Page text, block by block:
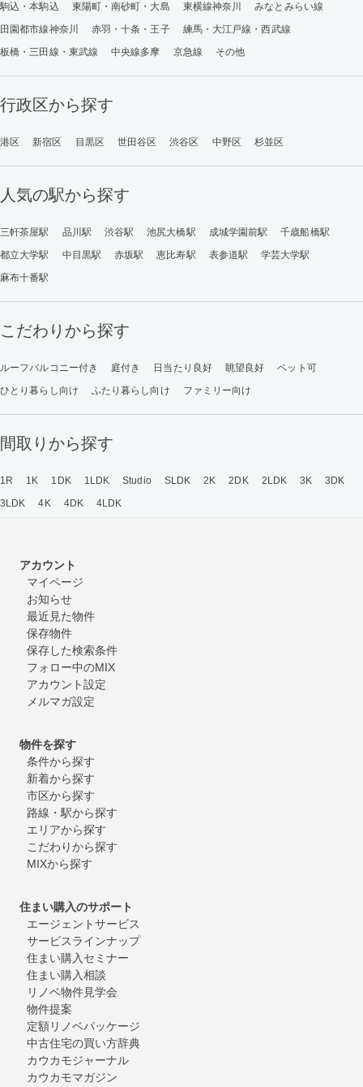
駒込・本駒込
東陽町・南砂町・大島 東横線神奈川
みなとみらい線
田園都市線神奈川
赤羽・十条・王子
練馬・大江戸線・西武線
板橋・三田線・東武線
中央線多摩 京急線 その他
行政区から探す
港区 新宿区 目黒区 世田谷区 渋谷区 中野区 杉並区
人気の駅から探す
三軒茶屋駅 品川駅 渋谷駅 池尻大橋駅 成城学園前駅
千歳船橋駅
都立大学駅
中目黒駅 赤坂駅 恵比寿駅 表参道駅
学芸大学駅
麻布十番駅
こだわりから探す
ルーフバルコニー付き 庭付き 日当たり良好 眺望良好
ペット可
ひとり暮らし向け
ふたり暮らし向け ファミリー向け
間取りから探す
1R 1K 1DK 1LDK Studio SLDK 2K 2DK 2LDK 3K
3DK
3LDK
4K 4DK 4LDK
アカウント
マイページ
お知らせ
最近見た物件
保存物件
保存した検索条件
フォロー中のMIX
アカウント設定
メルマガ設定
物件を探す
条件から探す
新着から探す
市区から探す
路線・駅から探す
エリアから探す
こだわりから探す
MIXから探す
住まい購入のサポート
エージェントサービス
サービスラインナップ
住まい購入セミナー
住まい購入相談
リノベ物件見学会
物件提案
定額リノベパッケージ
中古住宅の買い方辞典
カウカモジャーナル
カウカモマガジン